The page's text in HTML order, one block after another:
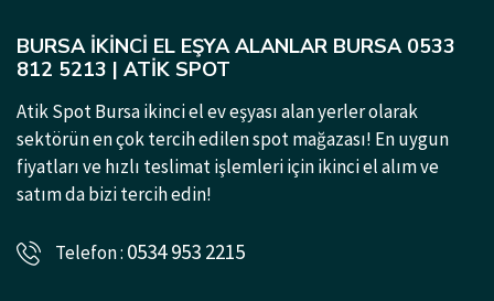
BURSA İKINCI EL EŞYA ALANLAR BURSA 0533
812 5213 | ATIK SPOT
Atik Spot Bursa ikinci el ev eşyası alan yerler olarak
sektörün en çok tercih edilen spot mağazası! En uygun
fiyatları ve hızlı teslimat işlemleri için ikinci el alım ve
satım da bizi tercih edin!
Telefon : 0534 953 2215